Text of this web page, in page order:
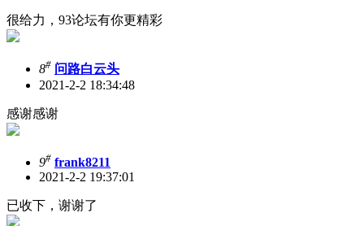
很给力，93论坛有你更精彩
8# 问路白云头
2021-2-2 18:34:48
感谢感谢
9# frank8211
2021-2-2 19:37:01
已收下，谢谢了